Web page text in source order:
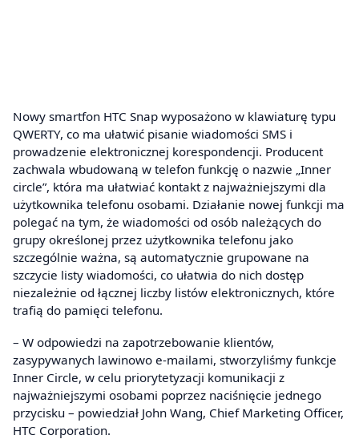
Nowy smartfon HTC Snap wyposażono w klawiaturę typu
QWERTY, co ma ułatwić pisanie wiadomości SMS i
prowadzenie elektronicznej korespondencji. Producent
zachwala wbudowaną w telefon funkcję o nazwie „Inner
circle”, która ma ułatwiać kontakt z najważniejszymi dla
użytkownika telefonu osobami. Działanie nowej funkcji ma
polegać na tym, że wiadomości od osób należących do
grupy określonej przez użytkownika telefonu jako
szczególnie ważna, są automatycznie grupowane na
szczycie listy wiadomości, co ułatwia do nich dostęp
niezależnie od łącznej liczby listów elektronicznych, które
trafią do pamięci telefonu.
– W odpowiedzi na zapotrzebowanie klientów,
zasypywanych lawinowo e-mailami, stworzyliśmy funkcje
Inner Circle, w celu priorytetyzacji komunikacji z
najważniejszymi osobami poprzez naciśnięcie jednego
przycisku – powiedział John Wang, Chief Marketing Officer,
HTC Corporation.